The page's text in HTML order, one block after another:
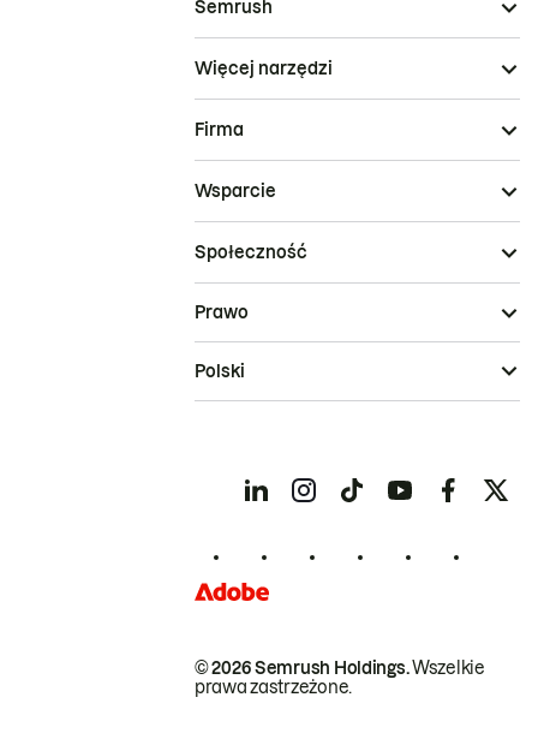
Semrush
Więcej narzędzi
Firma
Wsparcie
Społeczność
© 2026 Semrush Holdings.Wszelkie
prawa zastrzeżone.
Prawo
Polski